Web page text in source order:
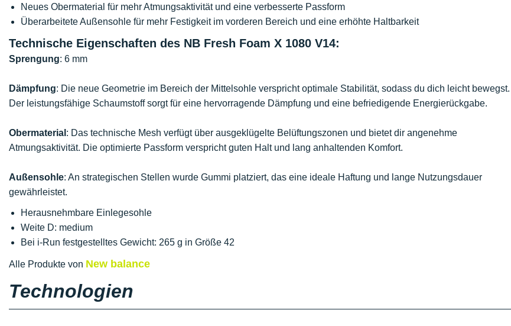
Neues Obermaterial für mehr Atmungsaktivität und eine verbesserte Passform
Überarbeitete Außensohle für mehr Festigkeit im vorderen Bereich und eine erhöhte Haltbarkeit
Technische Eigenschaften des NB Fresh Foam X 1080 V14:
Sprengung: 6 mm
Dämpfung: Die neue Geometrie im Bereich der Mittelsohle verspricht optimale Stabilität, sodass du dich leicht bewegst.
Der leistungsfähige Schaumstoff sorgt für eine hervorragende Dämpfung und eine befriedigende Energierückgabe.
Obermaterial : Das technische Mesh verfügt über ausgeklügelte Belüftungszonen und bietet dir angenehme
Atmungsaktivität. Die optimierte Passform verspricht guten Halt und lang anhaltenden Komfort.
Außensohle: An strategischen Stellen wurde Gummi platziert, das eine ideale Haftung und lange Nutzungsdauer
gewährleistet.
Herausnehmbare Einlegesohle
Weite D: medium
Bei i-Run festgestelltes Gewicht: 265 g in Größe 42
Alle Produkte von New balance
Technologien